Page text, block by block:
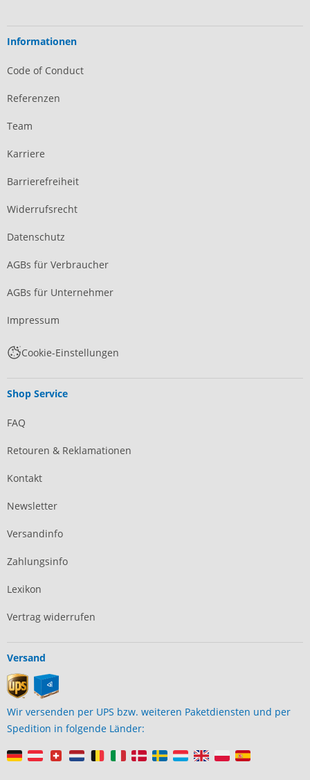
Informationen
Code of Conduct
Referenzen
Team
Karriere
Barrierefreiheit
Widerrufsrecht
Datenschutz
AGBs für Verbraucher
AGBs für Unternehmer
Impressum
Cookie-Einstellungen
Shop Service
FAQ
Retouren & Reklamationen
Kontakt
Newsletter
Versandinfo
Zahlungsinfo
Lexikon
Vertrag widerrufen
Versand
Wir versenden per UPS bzw. weiteren Paketdiensten und per
Spedition in folgende Länder: